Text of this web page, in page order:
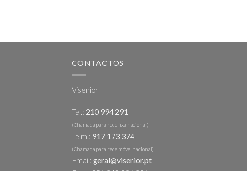
CONTACTOS
Visenior
Tel.: 210 994 291
(Chamada para rede fixa nacional)
Telm.: 917 173 374
(Chamada para rede móvel nacional)
Email: geral@visenior.pt